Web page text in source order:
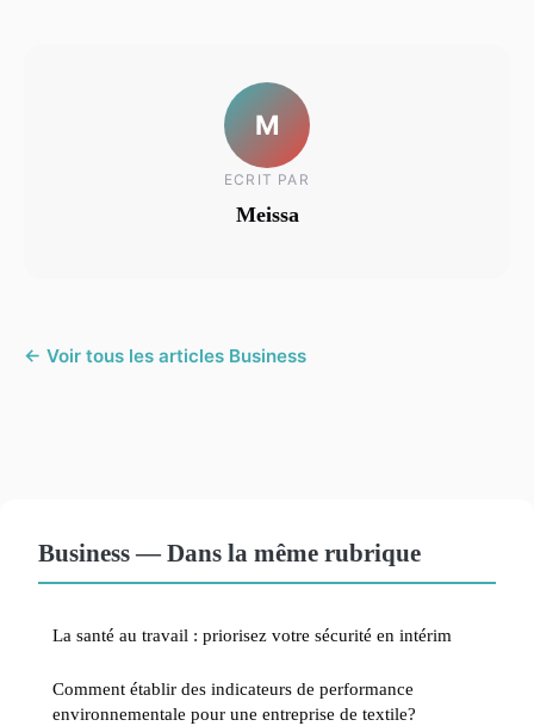
M
ECRIT PAR
Meissa
← Voir tous les articles Business
Business — Dans la même rubrique
La santé au travail : priorisez votre sécurité en intérim
Comment établir des indicateurs de performance
environnementale pour une entreprise de textile?